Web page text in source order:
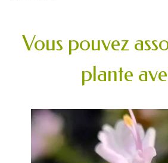
Vous pouvez
plante